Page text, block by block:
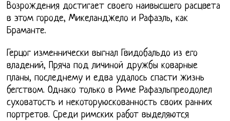
Возрождения достигает своего наивысшего расцвета
в этом городе, Микеланджело и Рафаэль, как
Браманте.
Герцог изменнически выгнал Гвидобальдо из его
владений, Пряча под личиной дружбы коварные
планы, последнему и едва удалось спасти жизнь
бегством. Однако только в Риме Рафаэльпреодолел
суховатость и некоторуюскованность своих ранних
портретов. Среди римских работ выделяются